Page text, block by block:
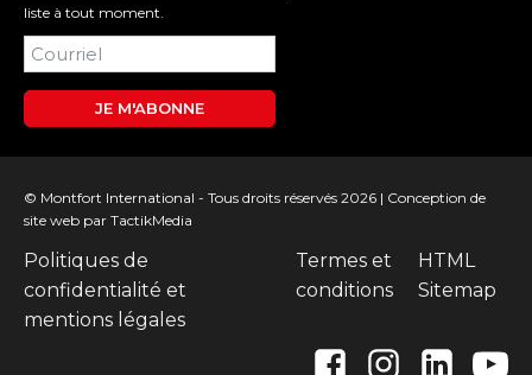
liste à tout moment.
JE M'ABONNE
© Montfort International - Tous droits réservés 2026 | Conception de
site web par TactikMedia
Politiques de
confidentialité et
mentions légales
Termes et
conditions
HTML
Sitemap